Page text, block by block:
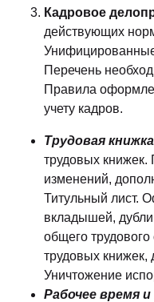
Кадровое
действующих
Перечень
Правила
учету кадров.
Трудовая
трудовых книжек.
изменений,
Титульный лист.
вкладышей,
общего
трудовых книжек,
Уничтожение
Рабочее время